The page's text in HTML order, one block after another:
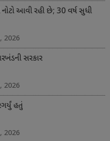
નોટો આવી રહી છે; 30 વર્ષ સુધી
2026
સરકાર
2026
હતું
2026